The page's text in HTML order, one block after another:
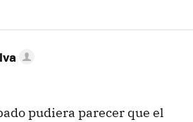
pudiera parecer que el